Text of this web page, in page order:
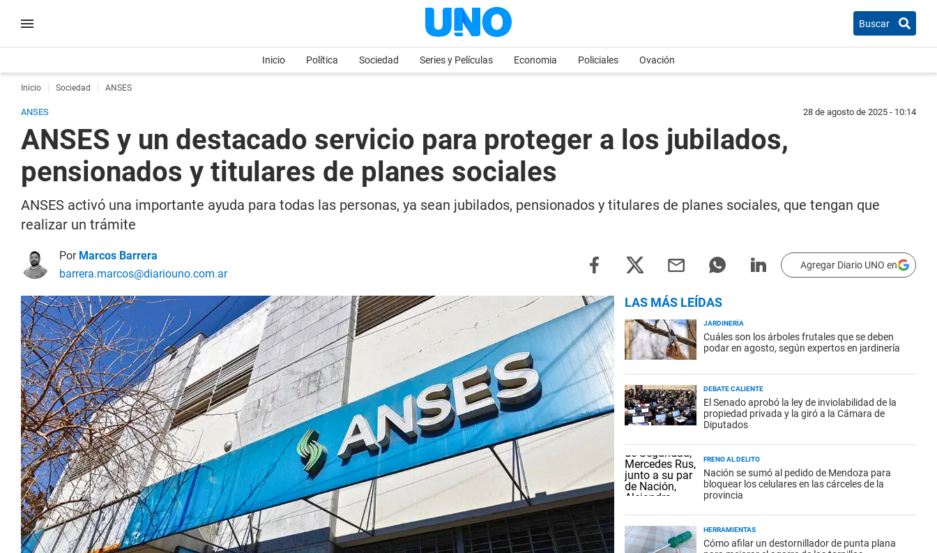
Buscar
Inicio Política Sociedad Series y Películas Economia Policiales Ovación
Inicio Sociedad ANSES
ANSES 28 de agosto de 2025 - 10:14
ANSES y un destacado servicio para proteger a los jubilados,
pensionados y titulares de planes sociales
ANSES activó una importante ayuda para todas las personas, ya sean jubilados, pensionados y titulares de planes sociales, que tengan que
realizar un trámite
Por Marcos Barrera
barrera.marcos@diariouno.com.ar
Agregar Diario UNO en
LAS MÁS LEÍDAS
JARDINERÍA
Cuáles son los árboles frutales que se deben
podar en agosto, según expertos en jardinería
DEBATE CALIENTE
El Senado aprobó la ley de inviolabilidad de la
propiedad privada y la giró a la Cámara de
Diputados
FRENO AL DELITO
Nación se sumó al pedido de Mendoza para
bloquear los celulares en las cárceles de la
provincia
HERRAMIENTAS
Cómo afilar un destornillador de punta plana